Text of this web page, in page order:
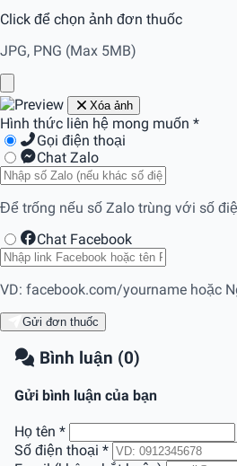
Click để chọn ảnh đơn thuốc
JPG, PNG (Max 5MB)
Xóa ảnh
Hình thức liên hệ mong muốn *
Gọi điện thoại
Chat Zalo
Để trống nếu số Zalo trùng với số
Chat Facebook
VD: facebook.com/yourname hoặc
Gửi đơn thuốc
Bình luận (0)
Gửi bình luận của bạn
Họ tên *
Số điện thoại *